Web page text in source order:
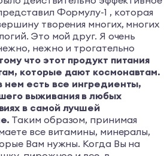
Формулу-1 , которая
творения многих, многих
Это мой друг. Я очень
нежно и трогательно
что этот продукт питания
которые дают космонавтам.
нем есть все ингредиенты,
выживания в любых
в самой лучшей
Таким образом, принимая
все витамины, минералы,
Вам нужны. Когда Вы на